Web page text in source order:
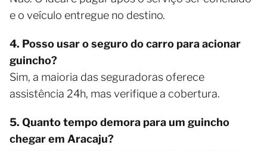
e o veículo entregue no destino.
4. Posso usar o seguro do carro para acionar
guincho?
Sim, a maioria das seguradoras oferece
assistência 24h, mas verifique a cobertura.
5. Quanto tempo demora para um guincho
chegar em Aracaju?